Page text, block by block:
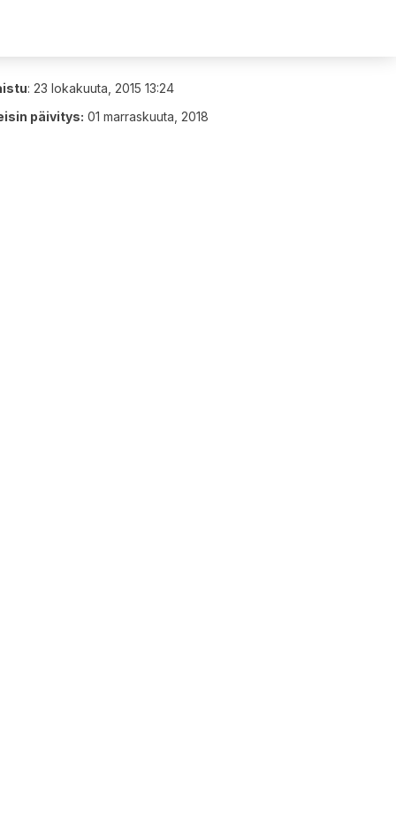
: 23 lokakuuta, 2015 13:24
päivitys: 01 marraskuuta, 2018